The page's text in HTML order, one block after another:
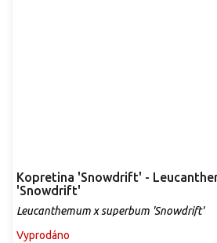
Kopretina 'Snowdrift' -
'Snowdrift'
Leucanthemum x superbum 'Snowdrift'
Vyprodáno